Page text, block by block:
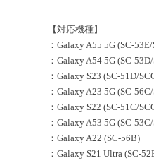
【対応機種】
：Galaxy A55 5G (SC-
：Galaxy A54 5G (SC-
：Galaxy S23 (SC-51D/
：Galaxy A23 5G (SC-
：Galaxy S22 (SC-51C/
：Galaxy A53 5G (SC-
：Galaxy A22 (SC-56B)
：Galaxy S21 Ultra (SC-